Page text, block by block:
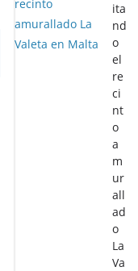
ita
nd
o
el
re
ci
nt
o
a
m
ur
all
ad
o
La
Va